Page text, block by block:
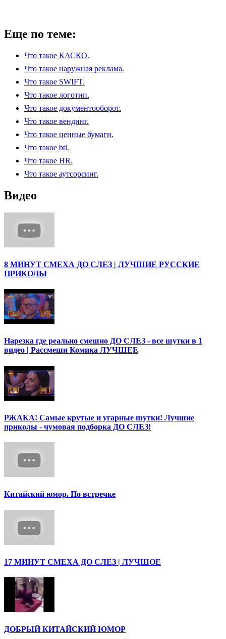
Еще по теме:
Что такое КАСКО.
Что такое наружная реклама.
Что такое SWIFT.
Что такое логотип.
Что такое документооборот.
Что такое вендинг.
Что такое ценные бумаги.
Что такое btl.
Что такое HR.
Что такое аутсорсинг.
Видео
8 МИНУТ СМЕХА ДО СЛЕЗ | ЛУЧШИЕ РУССКИЕ
ПРИКОЛЫ
Нарезка где реально смешно ДО СЛЕЗ - все шутки в 1
видео | Рассмеши Комика ЛУЧШЕЕ
РЖАКА! Самые крутые и угарные шутки! Лучшие
приколы - чумовая подборка ДО СЛЕЗ!
Китайский юмор. По встречке
17 МИНУТ СМЕХА ДО СЛЕЗ | ЛУЧШОЕ
ДОБРЫЙ КИТАЙСКИЙ ЮМОР